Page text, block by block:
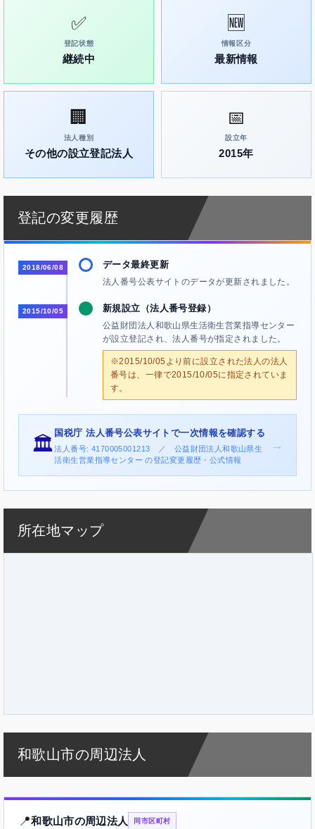
✅
登記状態
継続中
🆕
情報区分
最新情報
🏢
法人種別
その他の設立登記法人
📅
設立年
2015年
登記の変更履歴
2018/06/08 データ最終更新
法人番号公表サイトのデータが更新されました。
2015/10/05 新規設立（法人番号登録）
公益財団法人和歌山県生活衛生営業指導センター
が設立登記され、法人番号が指定されました。
※2015/10/05より前に設立された法人の法人
番号は、一律で2015/10/05に指定されていま
す。
🏛️
国税庁 法人番号公表サイトで一次情報を確認する
法人番号: 4170005001213 ／ 公益財団法人和歌山県生
活衛生営業指導センター の登記変更履歴・公式情報
→
所在地マップ
和歌山市の周辺法人
📍和歌山市の周辺法人 同市区町村